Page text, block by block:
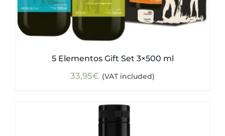
5 Elementos Gift Set 3×500 ml
33,95€ (VAT included)